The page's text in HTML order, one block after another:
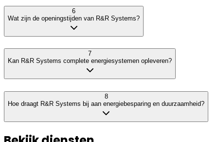
6
Wat zijn de openingstijden van R&R Systems?
7
Kan R&R Systems complete energiesystemen opleveren?
8
Hoe draagt R&R Systems bij aan energiebesparing en duurzaamheid?